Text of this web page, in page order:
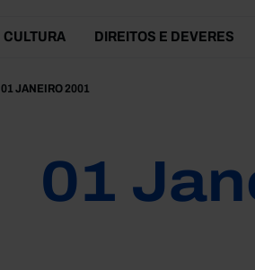
CULTURA DIREITOS E DEVERES
01 JANEIRO 2001
01